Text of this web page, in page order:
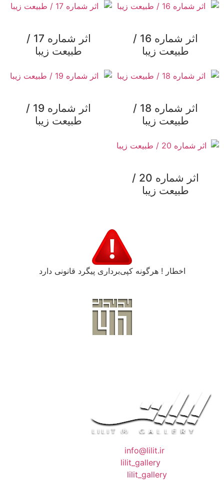
اثر شماره 16 /
طبیعت زیبا
اثر شماره 17 /
طبیعت زیبا
اثر شماره 18 /
طبیعت زیبا
اثر شماره 19 /
طبیعت زیبا
اثر شماره 20 /
طبیعت زیبا
اخطار ! هرگونه کپی‌برداری پیگرد قانونی دارد
info@lilit.ir
lilit_gallery
lilit_gallery